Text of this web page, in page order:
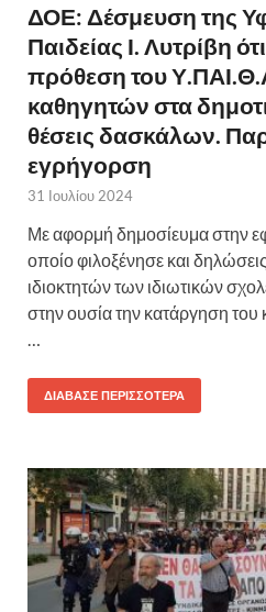
ΔΟΕ: Δέσμευση της
Παιδείας Ι. Λυτρίβη
πρόθεση του
καθηγητών στα
θέσεις δασκάλων.
εγρήγορση
31 Ιουλίου 2024
Με αφορμή δημοσίευμα στην
οποίο φιλοξένησε και
ιδιοκτητών των ιδιωτικών
στην ουσία την κατάργηση
ΔΙΆΒΑΣΕ ΠΕΡΙΣΣΌΤΕΡΑ